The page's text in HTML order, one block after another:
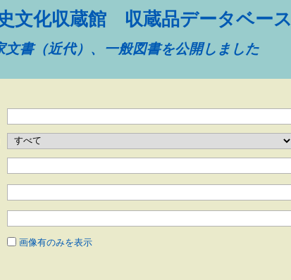
文化収蔵館 収蔵品データベース
書（近代）、一般図書を公開しました
画像有のみを表示